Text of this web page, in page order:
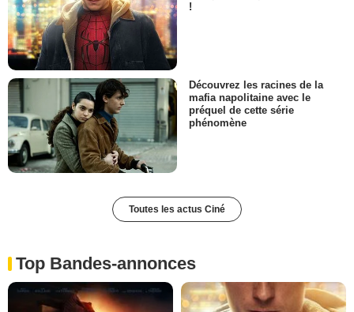
!
Découvrez les racines de la
mafia napolitaine avec le
préquel de cette série
phénomène
Toutes les actus Ciné
Top Bandes-annonces